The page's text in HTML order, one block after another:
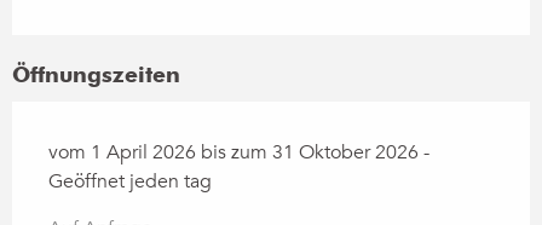
Öffnungszeiten
vom 1 April 2026 bis zum 31 Oktober 2026 -
Geöffnet jeden tag